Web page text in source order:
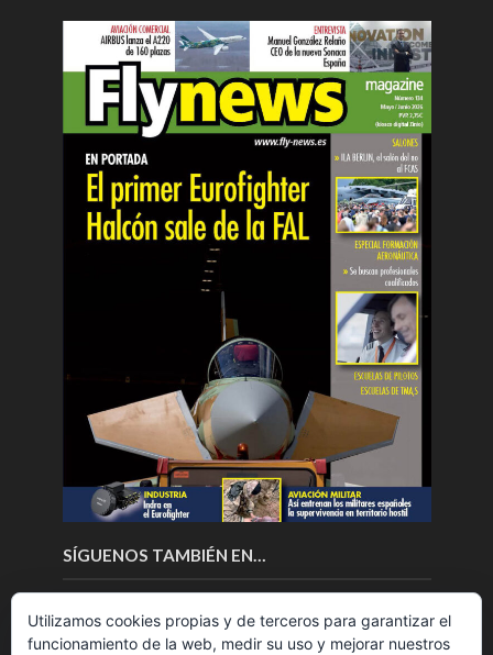
SÍGUENOS TAMBIÉN EN…
Utilizamos cookies propias y de terceros para garantizar el
funcionamiento de la web, medir su uso y mejorar nuestros